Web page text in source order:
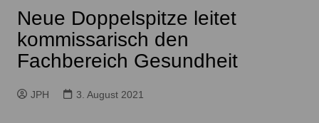
Neue Doppelspitze leitet
kommissarisch den
Fachbereich Gesundheit
JPH 3. August 2021